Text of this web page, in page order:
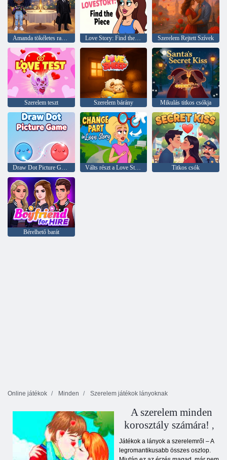
Amanda tökéletes randevúja Love Story: Find the Piece Szerelem Rejtett Szívek
Szerelem teszt Szerelem bárány Mikulás titkos csókja
Draw Dot Picture Game Válts részt a Love Story-ban Titkos csók
Bérelhető barát
Online játékok Minden Szerelem játékok lányoknak
A szerelem minden
korosztály számára! ,
Játékok a lányok a szerelemről – A
legromantikusabb összes oszlop.